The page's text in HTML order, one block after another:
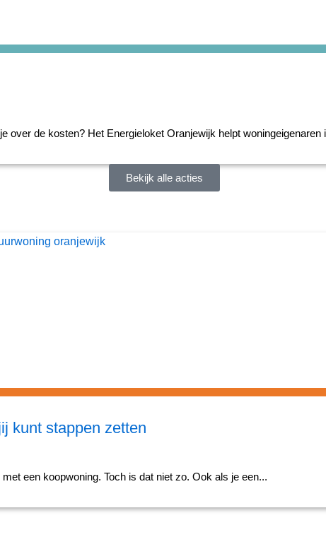
over de kosten? Het Energieloket Oranjewijk helpt woningeigenaren
Bekijk alle acties
kunt stappen zetten
een koopwoning. Toch is dat niet zo. Ook als je een...